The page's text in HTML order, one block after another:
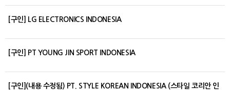
[구인] LG ELECTRONICS INDONESIA
[구인] PT YOUNG JIN SPORT INDONESIA
[구인](내용 수정됨) PT. STYLE KOREAN INDONESIA (스타일 코리안 인